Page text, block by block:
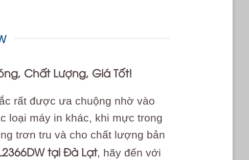
Chất Lượng, Giá Tốt!
rất được ưa chuộng nhờ vào
loại máy in khác, khi mực trong
trơn tru và cho chất lượng bản
tại Đà Lạt, hãy đến với